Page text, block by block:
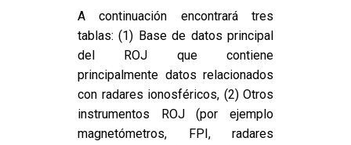
A continuación encontrará tres
tablas: (1) Base de datos principal
del ROJ que contiene
principalmente datos relacionados
con radares ionosféricos, (2) Otros
instrumentos ROJ (por ejemplo
magnetómetros, FPI, radares